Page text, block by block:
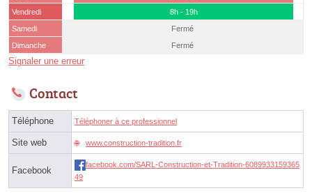
Vendredi
8h - 19h
Samedi
Fermé
Dimanche
Fermé
Signaler une erreur
Contact
Téléphone Téléphoner à ce professionnel
Site web www.construction-tradition.fr
Facebook
facebook.com/SARL-Construction-et-Tradition-6089933159365
49